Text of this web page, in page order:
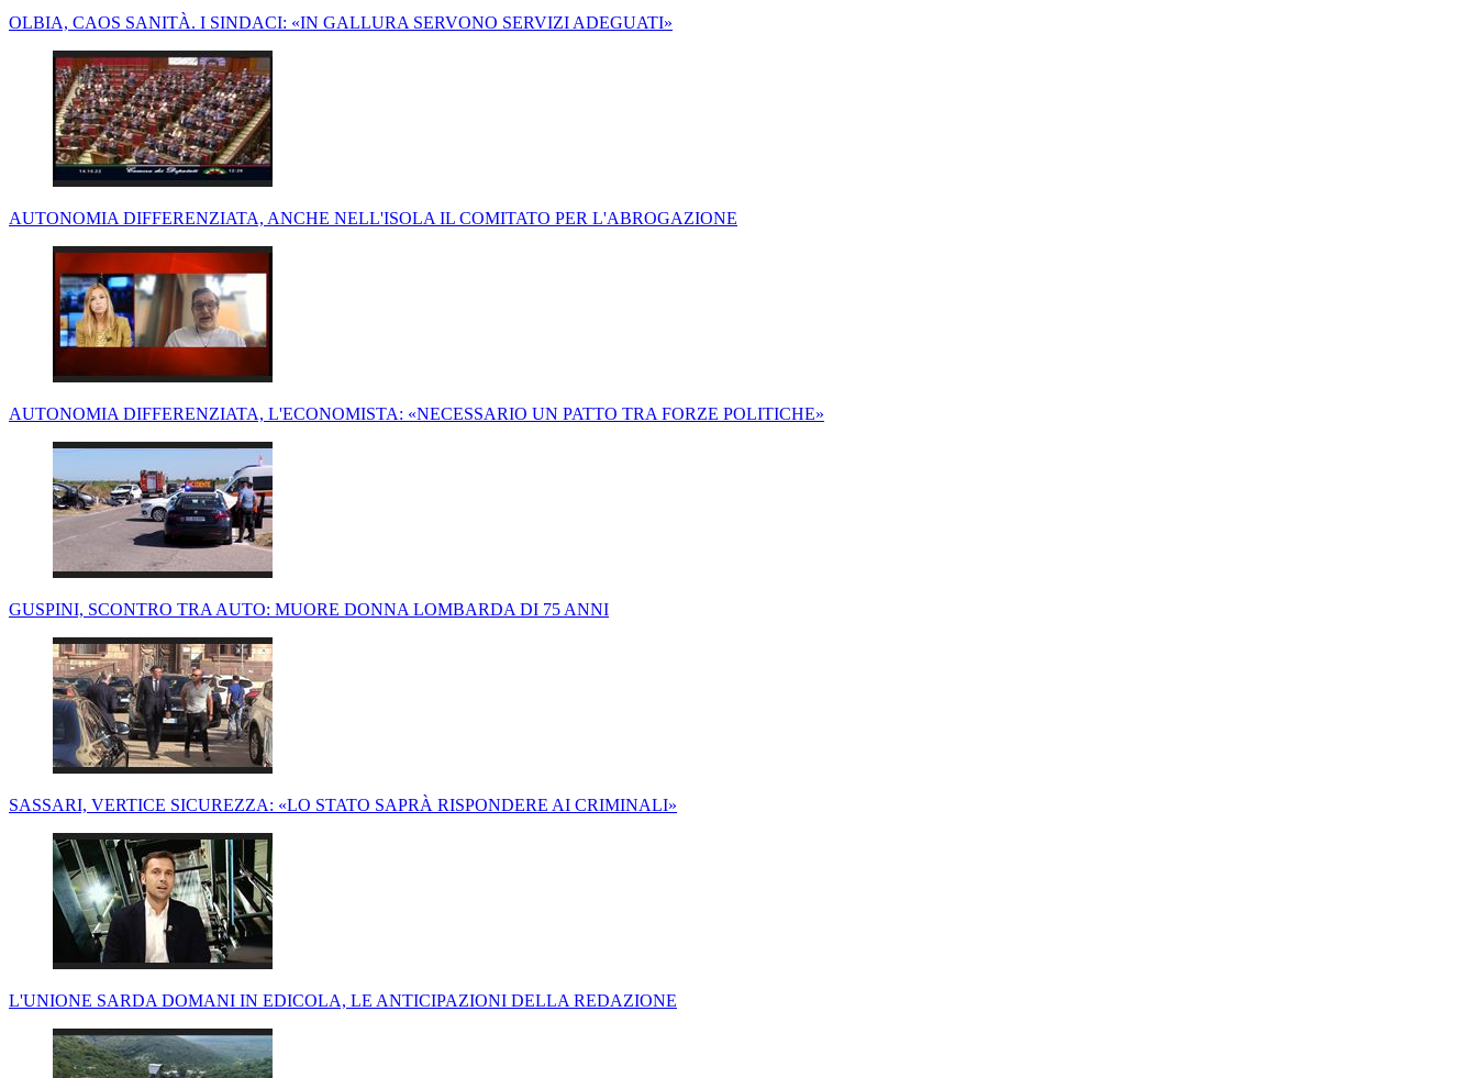
OLBIA, CAOS SANITÀ. I SINDACI: «IN GALLURA SERVONO SERVIZI ADEGUATI»
AUTONOMIA DIFFERENZIATA, ANCHE NELL'ISOLA IL COMITATO PER L'ABROGAZIONE
AUTONOMIA DIFFERENZIATA, L'ECONOMISTA: «NECESSARIO UN PATTO TRA FORZE POLITICHE»
GUSPINI, SCONTRO TRA AUTO: MUORE DONNA LOMBARDA DI 75 ANNI
SASSARI, VERTICE SICUREZZA: «LO STATO SAPRÀ RISPONDERE AI CRIMINALI»
L'UNIONE SARDA DOMANI IN EDICOLA, LE ANTICIPAZIONI DELLA REDAZIONE